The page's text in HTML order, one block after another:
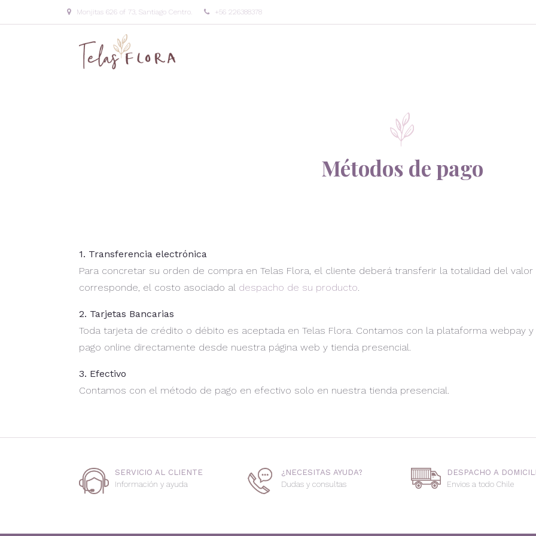
Monjitas 626 of 73, Santiago Centro. +56 226388378
Métodos de pago
1. Transferencia electrónica
Para concretar su orden de compra en Telas Flora, el cliente deberá transferir la totalidad del
corresponde, el costo asociado al despacho de su producto.
2. Tarjetas Bancarias
Toda tarjeta de crédito o débito es aceptada en Telas Flora. Contamos con la plataforma webpay
pago online directamente desde nuestra página web y tienda presencial.
3. Efectivo
Contamos con el método de pago en efectivo solo en nuestra tienda presencial.
SERVICIO AL CLIENTE
Información y ayuda
¿NECESITAS AYUDA?
Dudas y consultas
DESPACHO A
Envios a todo Chile